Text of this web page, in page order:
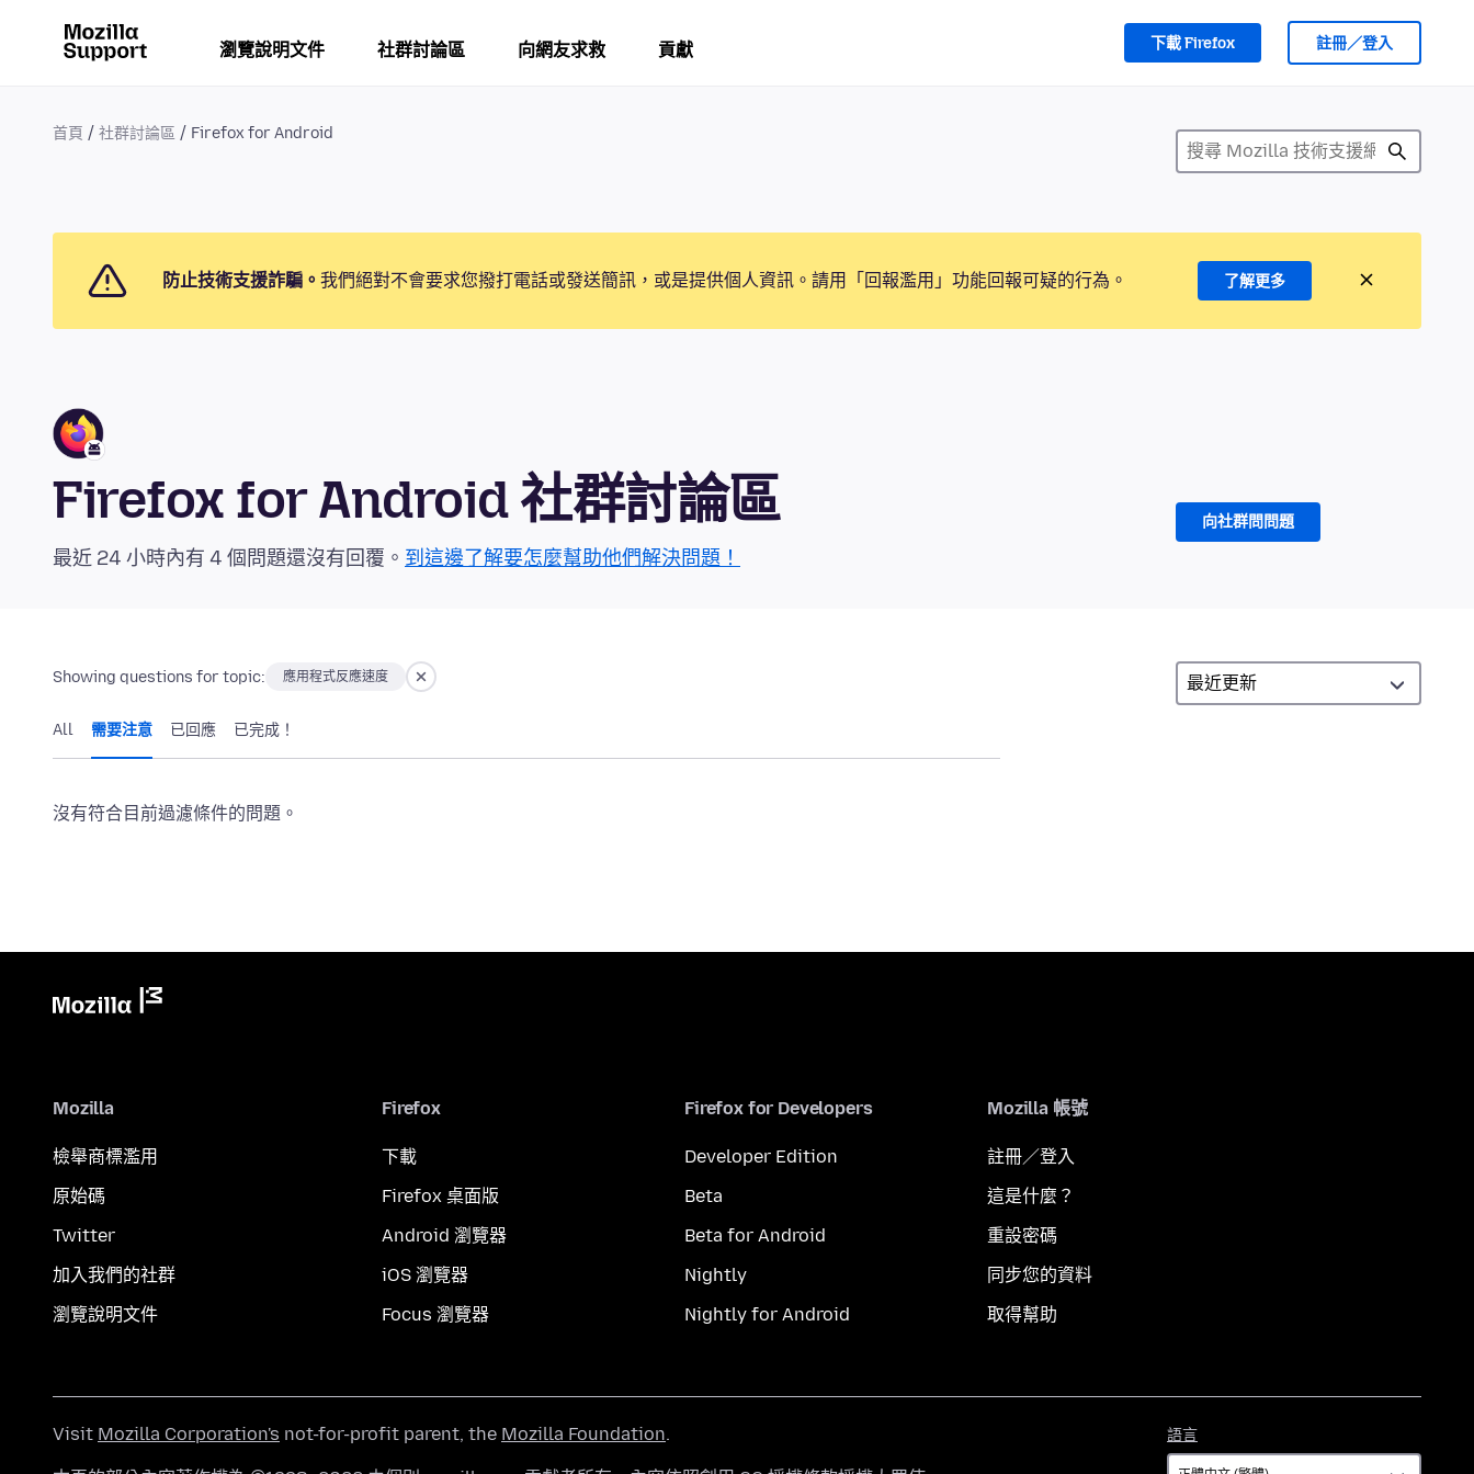
瀏覽說明文件 社群討論區 向網友求救 貢獻 下載 Firefox 註冊／登入
首頁 社群討論區 Firefox for Android
防止技術支援詐騙。 我們絕對不會要求您撥打電話或發送簡訊，或是提供個人資訊。請用「回報濫用」功能回報可疑的行為。 了解更多
Firefox for Android 社群討論區
最近 24 小時內有 4 個問題還沒有回覆。 到這邊了解要怎麼幫助他們解決問題！
向社群問問題
Showing questions for topic: 應用程式反應速度
All 需要注意 已回應 已完成！
沒有符合目前過濾條件的問題。
Mozilla
檢舉商標濫用
原始碼
Twitter
加入我們的社群
瀏覽說明文件
Firefox
下載
Firefox 桌面版
Android 瀏覽器
iOS 瀏覽器
Focus 瀏覽器
Firefox for Developers
Developer Edition
Beta
Beta for Android
Nightly
Nightly for Android
Mozilla 帳號
註冊／登入
這是什麼？
重設密碼
同步您的資料
取得幫助
語言
言
Visit Mozilla Corporation's not-for-profit parent, the Mozilla Foundation.